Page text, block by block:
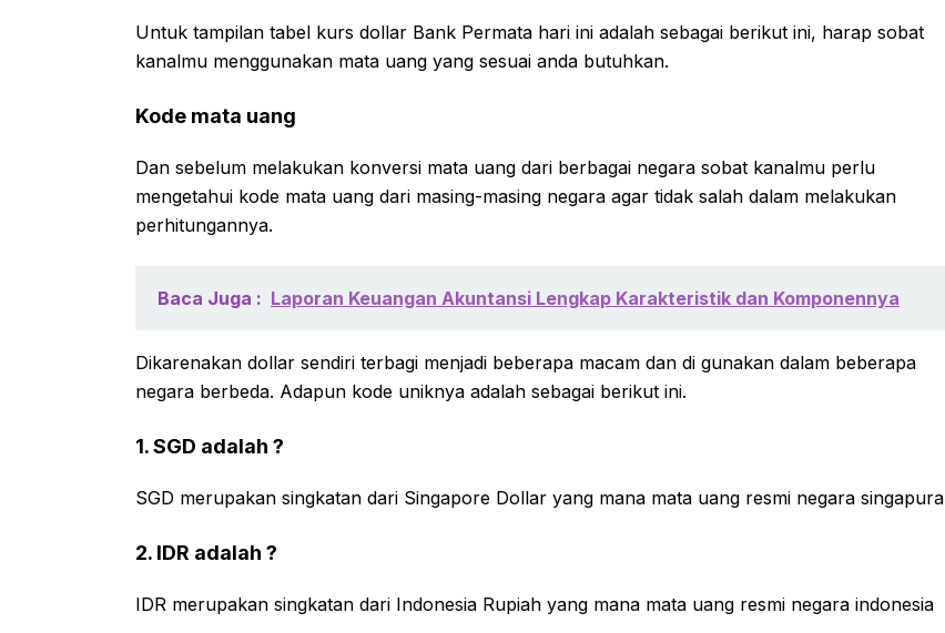
Untuk tampilan tabel kurs dollar Bank Permata hari ini adalah sebagai berikut ini, harap sobat
kanalmu menggunakan mata uang yang sesuai anda butuhkan.
Kode mata uang
Dan sebelum melakukan konversi mata uang dari berbagai negara sobat kanalmu perlu
mengetahui kode mata uang dari masing-masing negara agar tidak salah dalam melakukan
perhitungannya.
Baca Juga : Laporan Keuangan Akuntansi Lengkap Karakteristik dan Komponennya
Dikarenakan dollar sendiri terbagi menjadi beberapa macam dan di gunakan dalam beberapa
negara berbeda. Adapun kode uniknya adalah sebagai berikut ini.
1. SGD adalah ?
SGD merupakan singkatan dari Singapore Dollar yang mana mata uang resmi negara singapura
2. IDR adalah ?
IDR merupakan singkatan dari Indonesia Rupiah yang mana mata uang resmi negara indonesia